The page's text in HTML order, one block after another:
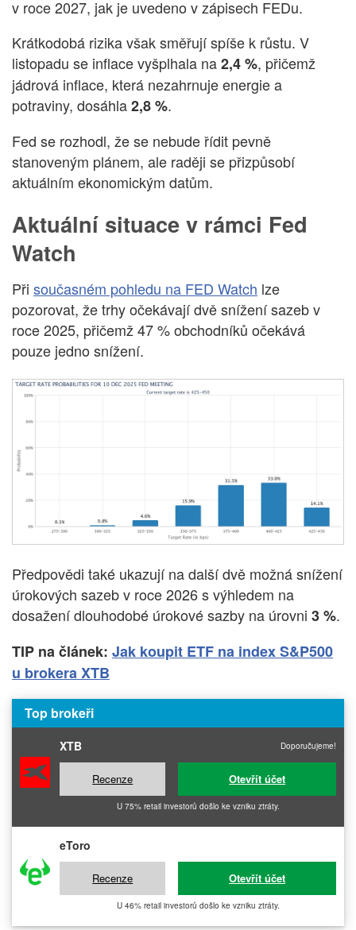
v roce 2027, jak je uvedeno v zápisech FEDu.
Krátkodobá rizika však směřují spíše k růstu. V
listopadu se inflace vyšplhala na2,4 %, přičemž
jádrová inflace, která nezahrnuje energie a
potraviny, dosáhla2,8 %.
Fed se rozhodl, že se nebude řídit pevně
stanoveným plánem, ale raději se přizpůsobí
aktuálním ekonomickým datům.
Aktuální situace v rámci Fed
Watch
Při současném pohledu na FED Watch lze
pozorovat, že trhy očekávají dvě snížení sazeb v
roce 2025, přičemž 47 % obchodníků očekává
pouze jedno snížení.
Předpovědi také ukazují na další dvě možná snížení
úrokových sazeb v roce 2026 s výhledem na
dosažení dlouhodobé úrokové sazby na úrovni 3 %.
TIP na článek: Jak koupit ETF na index S&P500
u brokera XTB
Top brokeři
XTB Doporučujeme!
Recenze Otevřít účet
U 75% retail investorů došlo ke vzniku ztráty.
eToro
Recenze Otevřít účet
U 46% retail investorů došlo ke vzniku ztráty.